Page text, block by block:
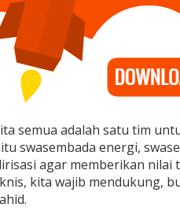
semua adalah satu tim
swasembada energi,
agar memberikan nilai
kita wajib mendukung,